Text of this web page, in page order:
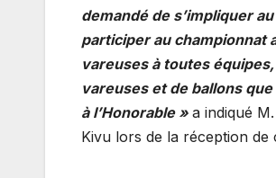
demandé de s’impliquer
participer au championnat
vareuses à toutes
vareuses et de ballons
à l’Honorable » a indiqué
Kivu lors de la réception